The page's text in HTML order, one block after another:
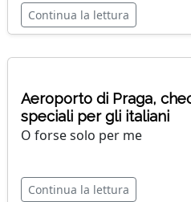
Continua la lettura
Aeroporto di Praga,
speciali per gli italiani
O forse solo per me
Continua la lettura